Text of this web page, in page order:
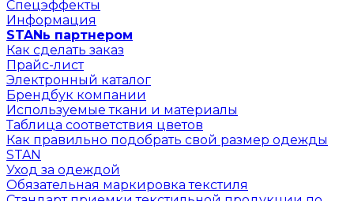
Спецэффекты
Информация
STANь партнером
Как сделать заказ
Прайс-лист
Электронный каталог
Брендбук компании
Используемые ткани и материалы
Таблица соответствия цветов
Как правильно подобрать свой размер одежды
STAN
Уход за одеждой
Обязательная маркировка текстиля